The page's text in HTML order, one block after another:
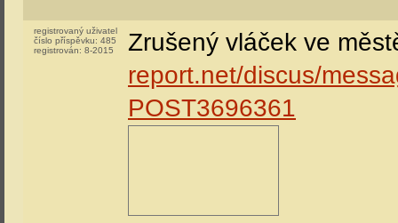
registrovaný uživatel
číslo příspěvku: 485
registrován: 8-2015
Zrušený vláček ve
report.net/discus/
POST3696361